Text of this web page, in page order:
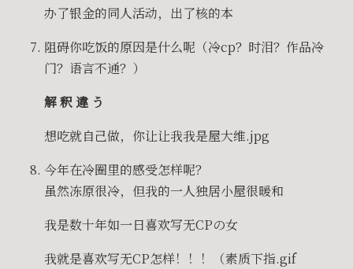
办了银金的同人活动，出了核的本
阻碍你吃饭的原因是什么呢（冷cp？时泪？作品冷
门？语言不通？）
解 釈 違 う
想吃就自己做，你让让我我是屋大维.jpg
今年在冷圈里的感受怎样呢？
虽然冻原很冷，但我的一人独居小屋很暖和
我是数十年如一日喜欢写无CPの女
我就是喜欢写无CP怎样！！！（素质下指.gif